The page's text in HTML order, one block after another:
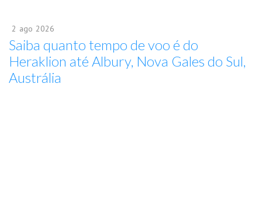
2 ago 2026
Saiba quanto tempo de voo é do
Heraklion até Albury, Nova Gales do Sul,
Austrália